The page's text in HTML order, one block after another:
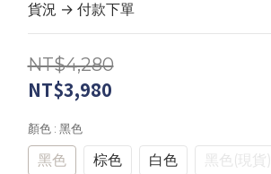
貨況 → 付款下單
NT$4,280
NT$3,980
顏色 : 黑色
黑色 棕色 白色 黑色(現貨)